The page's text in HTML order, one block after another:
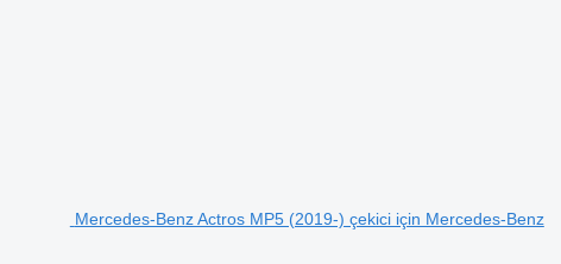
Mercedes-Benz Actros MP5 (2019-) çekici için Mercedes-Benz